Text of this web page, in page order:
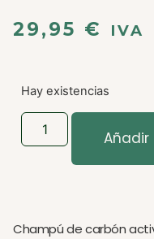
29,95 € IVA
Hay existencias
Champú de carbón